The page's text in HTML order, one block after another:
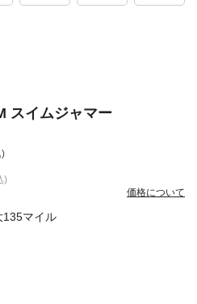
135マイル
スイムジャマー
)
)
価格について